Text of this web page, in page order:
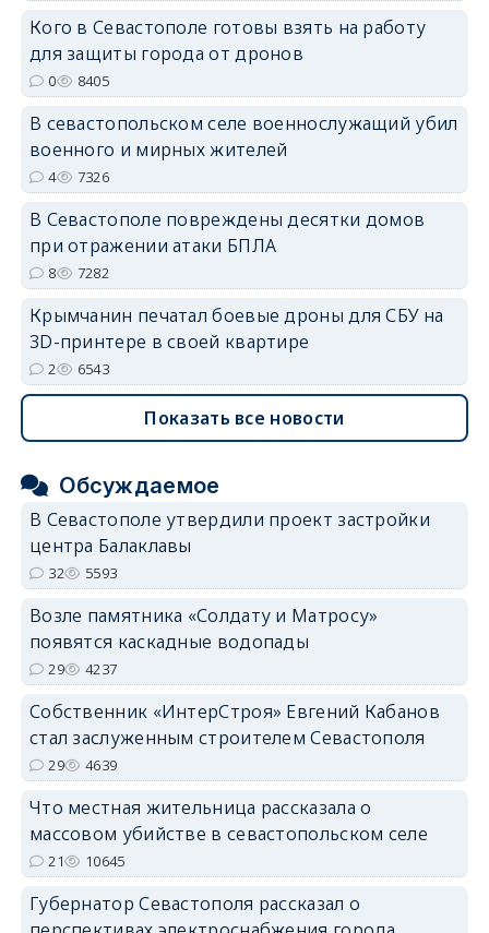
Кого в Севастополе готовы взять на работу
для защиты города от дронов
0 8405
В севастопольском селе военнослужащий убил
военного и мирных жителей
4 7326
В Севастополе повреждены десятки домов
при отражении атаки БПЛА
8 7282
Крымчанин печатал боевые дроны для СБУ на
3D-принтере в своей квартире
2 6543
Показать все новости
Обсуждаемое
В Севастополе утвердили проект застройки
центра Балаклавы
32 5593
Возле памятника «Солдату и Матросу»
появятся каскадные водопады
29 4237
Собственник «ИнтерСтроя» Евгений Кабанов
стал заслуженным строителем Севастополя
29 4639
Что местная жительница рассказала о
массовом убийстве в севастопольском селе
21 10645
Губернатор Севастополя рассказал о